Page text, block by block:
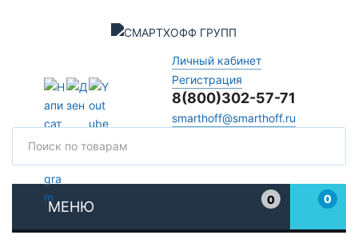
Личный кабинет
Регистрация
8(800)302-57-71
smarthoff@smarthoff.ru
МЕНЮ
0
0